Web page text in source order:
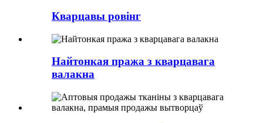
Кварцавы ровінг
Найтонкая пража з кварцавага
валакна